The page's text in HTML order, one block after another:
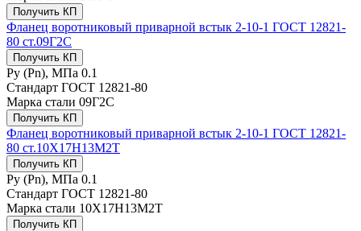
Получить КП
Фланец воротниковый приварной встык 2-10-1 ГОСТ 12821-
80 ст.09Г2С
Получить КП
Ру (Рn), МПа 0.1
Стандарт ГОСТ 12821-80
Марка стали 09Г2С
Получить КП
Фланец воротниковый приварной встык 2-10-1 ГОСТ 12821-
80 ст.10Х17Н13М2Т
Получить КП
Ру (Рn), МПа 0.1
Стандарт ГОСТ 12821-80
Марка стали 10Х17Н13М2Т
Получить КП